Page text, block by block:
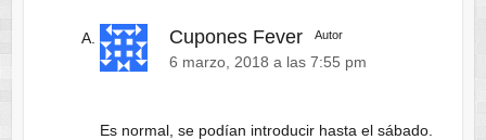
Cupones Fever Autor
6 marzo, 2018 a las 7:55 pm
Es normal, se podían introducir hasta el sábado.